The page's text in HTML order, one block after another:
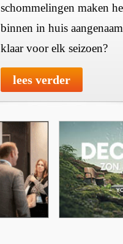
schommelingen maken
binnen in huis
klaar voor elk seizoen?
lees verder